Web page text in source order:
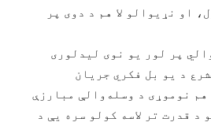
او نړیوالو لا هم د دوی پر
پر لور یو نوی لیدلوری
د یو بل فکري جریان
هم نوموړی د وسله‌والې مبارزې
د قدرت تر لاسه کولو سره یې د